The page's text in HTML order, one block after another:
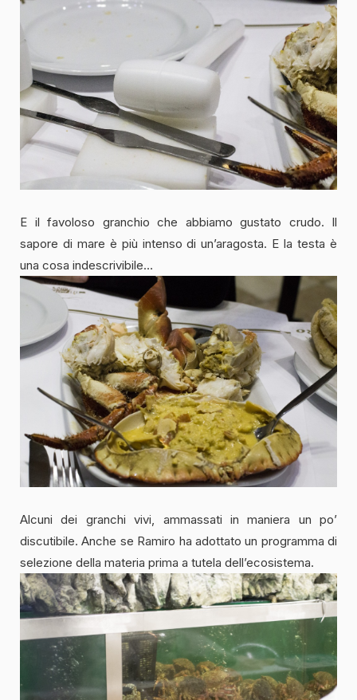
E il favoloso granchio che abbiamo gustato crudo. Il
sapore di mare è più intenso di un’aragosta. E la testa è
una cosa indescrivibile…
Alcuni dei granchi vivi, ammassati in maniera un po’
discutibile. Anche se Ramiro ha adottato un programma di
selezione della materia prima a tutela dell’ecosistema.